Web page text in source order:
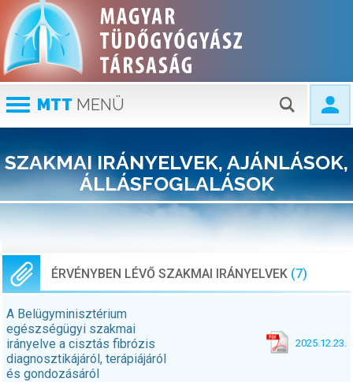
MTT MENÜ
SZAKMAI IRÁNYELVEK, AJÁNLÁSOK,
ÁLLÁSFOGLALÁSOK
ÉRVÉNYBEN LÉVŐ SZAKMAI IRÁNYELVEK (7)
A Belügyminisztérium
egészségügyi szakmai
irányelve a cisztás fibrózis
diagnosztikájáról, terápiájáról
és gondozásáról
2025.12.23.